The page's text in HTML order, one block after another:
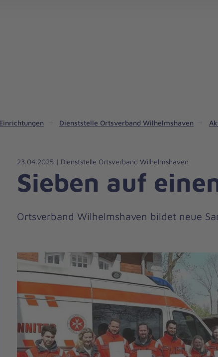
Dienststelle Ortsverband Wilhelmshaven
23.04.2025 | Dienststelle Ortsverband Wilhelmshaven
Sieben auf
Ortsverband Wilhelmshaven bildet neue